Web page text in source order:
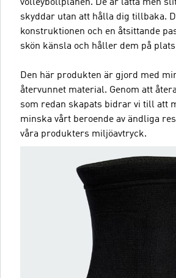
volleybollplanen. De är lätta men
skyddar utan att hålla dig tillbaka.
konstruktionen och en åtsittande
skön känsla och håller dem på
Den här produkten är gjord med
återvunnet material. Genom att
som redan skapats bidrar vi till att
minska vårt beroende av ändliga
våra produkters miljöavtryck.